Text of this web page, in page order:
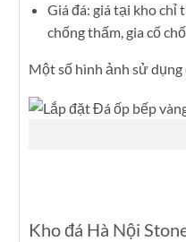
Giá đá: giá tại kho chỉ
chống thấm, gia cố
Một số hình ảnh sử dụng
Kho đá Hà Nội